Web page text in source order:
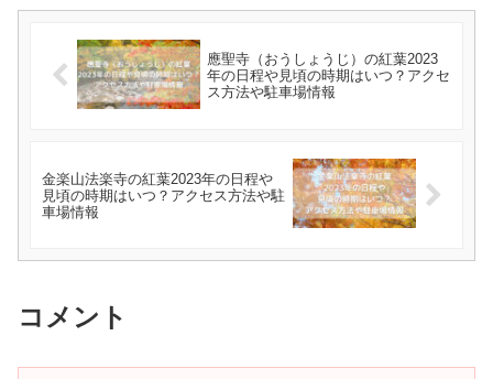
應聖寺（おうしょうじ）の紅葉2023
年の日程や見頃の時期はいつ？アクセ
ス方法や駐車場情報
金楽山法楽寺の紅葉2023年の日程や
見頃の時期はいつ？アクセス方法や駐
車場情報
コメント